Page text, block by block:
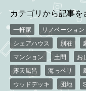
カテゴリから記事を
一軒家 リノベーション
シェアハウス
別荘
マンション
土間 お
露天風呂
海っペリ
ウッドデッキ
団地